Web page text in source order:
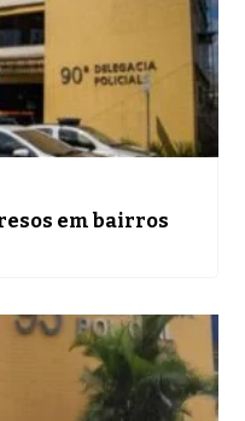
em bairros